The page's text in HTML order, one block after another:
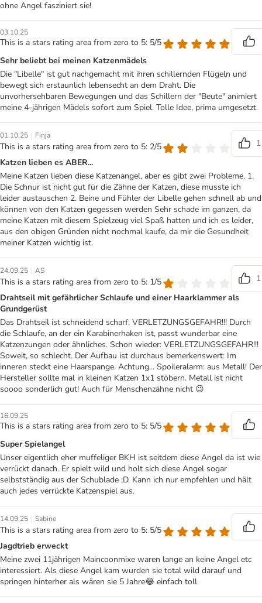
ohne Angel fasziniert sie!
03.10.25
This is a stars rating area from zero to 5: 5/5
Sehr beliebt bei meinen Katzenmädels
Die "Libelle" ist gut nachgemacht mit ihren schillernden Flügeln und
bewegt sich erstaunlich lebensecht an dem Draht. Die
unvorhersehbaren Bewegungen und das Schillern der "Beute" animiert
meine 4-jährigen Mädels sofort zum Spiel. Tolle Idee, prima umgesetzt.
01.10.25 | Finja
This is a stars rating area from zero to 5: 2/5
1
Katzen lieben es ABER...
Meine Katzen lieben diese Katzenangel, aber es gibt zwei Probleme. 1.
Die Schnur ist nicht gut für die Zähne der Katzen, diese musste ich
leider austauschen 2. Beine und Fühler der Libelle gehen schnell ab und
können von den Katzen gegessen werden Sehr schade im ganzen, da
meine Katzen mit diesem Spielzeug viel Spaß hatten und ich es leider,
aus den obigen Gründen nicht nochmal kaufe, da mir die Gesundheit
meiner Katzen wichtig ist.
24.09.25 | AS
This is a stars rating area from zero to 5: 1/5
1
Drahtseil mit gefährlicher Schlaufe und einer Haarklammer als
Grundgerüst
Das Drahtseil ist schneidend scharf. VERLETZUNGSGEFAHR!!! Durch
die Schlaufe, an der ein Karabinerhaken ist, passt wunderbar eine
Katzenzungen oder ähnliches. Schon wieder: VERLETZUNGSGEFAHR!!!
Soweit, so schlecht. Der Aufbau ist durchaus bemerkenswert: Im
inneren steckt eine Haarspange. Achtung... Spoileralarm: aus Metall! Der
Hersteller sollte mal in kleinen Katzen 1x1 stöbern. Metall ist nicht
soooo sonderlich gut! Auch für Menschenzähne nicht 😉
16.09.25
This is a stars rating area from zero to 5: 5/5
Super Spielangel
Unser eigentlich eher muffeliger BKH ist seitdem diese Angel da ist wie
verrückt danach. Er spielt wild und holt sich diese Angel sogar
selbstständig aus der Schublade ;D. Kann ich nur empfehlen und hält
auch jedes verrückte Katzenspiel aus.
14.09.25 | Sabine
This is a stars rating area from zero to 5: 5/5
Jagdtrieb erweckt
Meine zwei 11jährigen Maincoonmixe waren lange an keine Angel etc
interessiert. Als diese Angel kam wurden sie total wild darauf und
springen hinterher als wären sie 5 Jahre😂 einfach toll